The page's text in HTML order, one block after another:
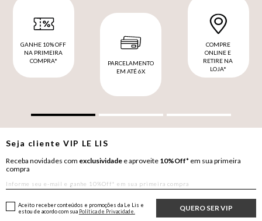
GANHE 10% OFF
NA PRIMEIRA
COMPRA*
PARCELAMENTO
EM ATÉ 6X
COMPRE
ONLINE E
RETIRE NA
LOJA*
Seja clienteVIP LE LIS
Receba novidades com exclusividade e aproveite 10%Off* em sua primeira
compra
QUERO SER VIP
Aceito receber conteúdos e promoções da Le Lis e
estou de acordo com sua Política de Privacidade.